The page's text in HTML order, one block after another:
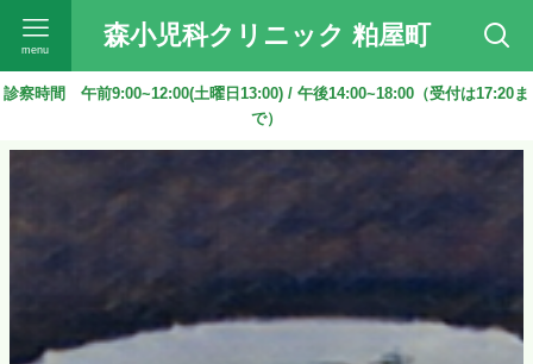
森小児科クリニック 粕屋町
menu
診察時間 午前9:00~12:00(土曜日13:00) / 午後14:00~18:00（受付は17:20ま
で）